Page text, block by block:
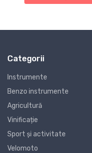
Categorii
Instrumente
Benzo instrumente
Agricultură
Vinificație
Sport și activitate
Velomoto